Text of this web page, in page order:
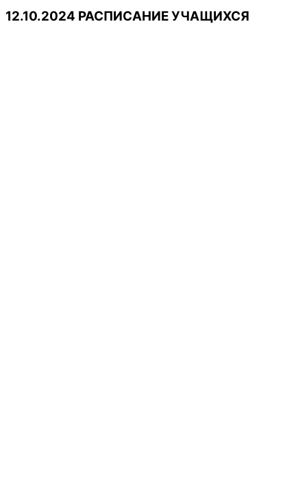
12.10.2024 РАСПИСАНИЕ УЧАЩИХСЯ